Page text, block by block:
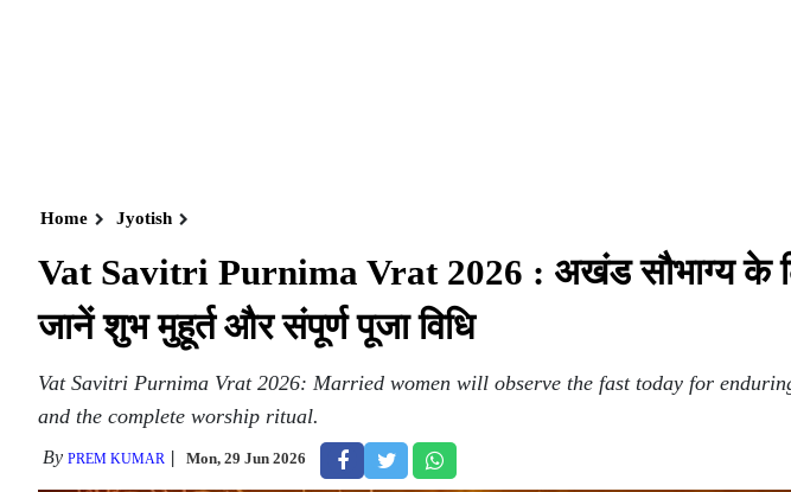
Home Jyotish
Vat Savitri Purnima Vrat 2026 : अखंड सौभाग्य के
जानें शुभ मुहूर्त और संपूर्ण पूजा विधि
Vat Savitri Purnima Vrat 2026: Married women will observe the fast today for
and the complete worship ritual.
By PREM KUMAR Mon, 29 Jun 2026